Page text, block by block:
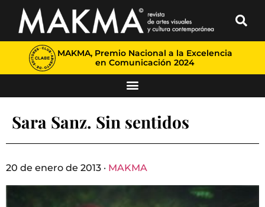
MAKMA, Premio Nacional a la Excelencia
en Comunicación 2024
Sara Sanz. Sin sentidos
20 de enero de 2013 · MAKMA